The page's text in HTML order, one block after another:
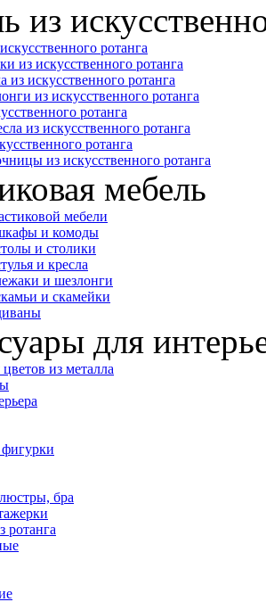
из
ротанга
из искусственного ротанга
из искусственного ротанга
из искусственного ротанга
ротанга
из искусственного ротанга
ротанга
из искусственного ротанга
мебель
мебели
и комоды
и столики
и кресла
и шезлонги
и скамейки
для
из металла
бра
ротанга